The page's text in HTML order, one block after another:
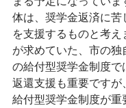
体は、奨学金返済に苦
を支援するものと考
が求めていた、市の独
の給付型奨学金制度で
返還支援も重要ですが
給付型奨学金制度が重